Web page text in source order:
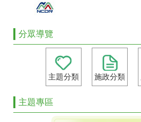
分眾導覽
主題分類 施政分類
主題專區